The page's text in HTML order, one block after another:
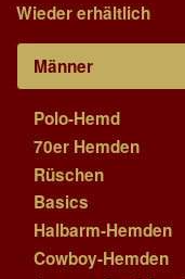
Wieder erhältlich
Männer
Polo-Hemd
70er Hemden
Rüschen
Basics
Halbarm-Hemden
Cowboy-Hemden